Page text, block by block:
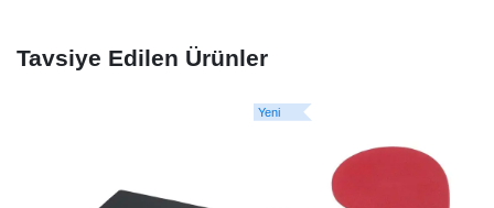
Tavsiye Edilen Ürünler
Yeni